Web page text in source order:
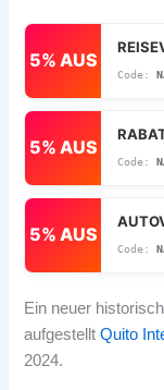
5% AUS
5% AUS
5% AUS
Ein neuer
aufgestelltQuito
2024.